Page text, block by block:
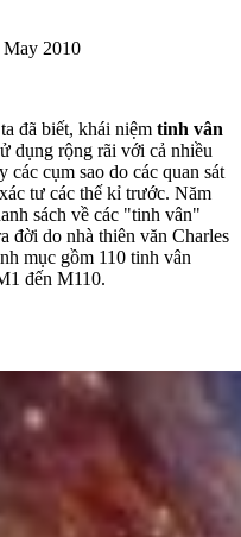
May 2010
đã biết, khái niệm tinh vân
dụng rộng rãi với cả nhiều
các cụm sao do các quan sát
tư các thế kỉ trước. Năm
sách về các "tinh vân"
đời do nhà thiên văn Charles
mục gồm 110 tinh vân
đến M110.